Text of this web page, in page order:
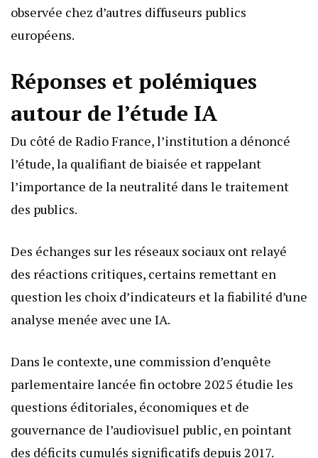
observée chez d’autres diffuseurs publics
européens.
Réponses et polémiques
autour de l’étude IA
Du côté de Radio France, l’institution a dénoncé
l’étude, la qualifiant de biaisée et rappelant
l’importance de la neutralité dans le traitement
des publics.
Des échanges sur les réseaux sociaux ont relayé
des réactions critiques, certains remettant en
question les choix d’indicateurs et la fiabilité d’une
analyse menée avec une IA.
Dans le contexte, une commission d’enquête
parlementaire lancée fin octobre 2025 étudie les
questions éditoriales, économiques et de
gouvernance de l’audiovisuel public, en pointant
des déficits cumulés significatifs depuis 2017.